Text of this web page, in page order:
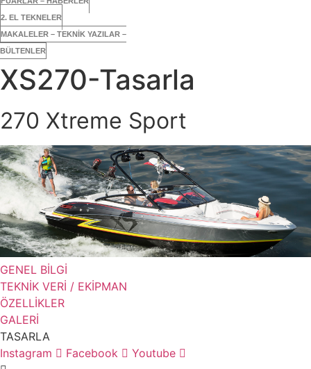
2. EL TEKNELER
MAKALELER – TEKNİK YAZILAR –
BÜLTENLER
XS270-Tasarla
270 Xtreme Sport
GENEL BİLGİ
TEKNİK VERİ / EKİPMAN
ÖZELLİKLER
GALERİ
TASARLA
Instagram
Facebook Youtube